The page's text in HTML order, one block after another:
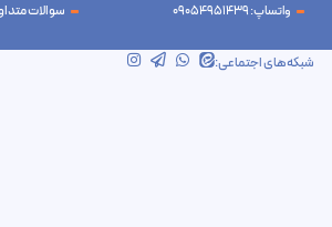
شبکه‌های اجتماعی:
سوالات متداول
واتساپ: 09054951439